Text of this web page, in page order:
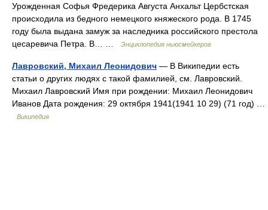
Урожденная Софья Фредерика Августа Анхальт Цербстская
происходила из бедного немецкого княжеского рода. В 1745
году была выдана замуж за наследника российского престола
цесаревича Петра. В… …
Энциклопедия ньюсмейкеров
Лавровский, Михаил Леонидович — В Википедии есть
статьи о других людях с такой фамилией, см. Лавровский.
Михаил Лавровский Имя при рождении: Михаил Леонидович
Иванов Дата рождения: 29 октября 1941(1941 10 29) (71 год) …
Википедия